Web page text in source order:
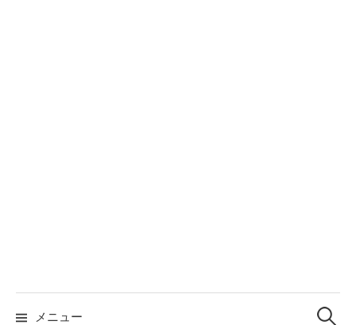
メニュー
検
索: